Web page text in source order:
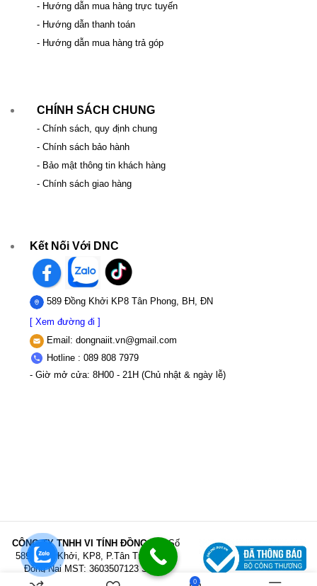
- Hướng dẫn mua hàng trực tuyến
- Hướng dẫn thanh toán
- Hướng dẫn mua hàng trả góp
CHÍNH SÁCH CHUNG
- Chính sách, quy định chung
- Chính sách bảo hành
- Bảo mật thông tin khách hàng
- Chính sách giao hàng
Kết Nối Với DNC
589 Đồng Khởi KP8 Tân Phong, BH, ĐN
[ Xem đường đi ]
Email: dongnaiit.vn@gmail.com
Hotline : 089 808 7979
- Giờ mở cửa: 8H00 - 21H (Chủ nhật & ngày lễ)
CÔNG TY TNHH VI TÍNH ĐỒNG NAI
Số
589,Đồng Khởi, KP8, P.Tân Triều, Tỉnh
Đồng Nai MST: 3603507123 Sở Kế
hoạch và Đầu tư Tỉnh Đồng Nai cấp ngày
0